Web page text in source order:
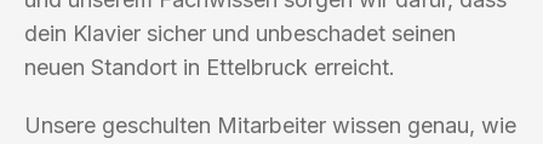
dein Klavier sicher und unbeschadet seinen
neuen Standort in Ettelbruck erreicht.
Unsere geschulten Mitarbeiter wissen genau, wie